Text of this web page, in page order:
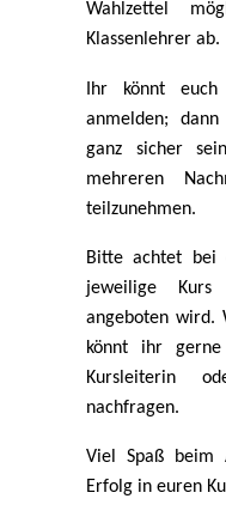
Wahlzettel
Klassenlehrer ab.
Ihr könnt
anmelden;
ganz sicher
mehreren
teilzunehmen.
Bitte achtet bei
jeweilige Kurs
angeboten wird.
könnt ihr
Kursleiterin
nachfragen.
Viel Spaß beim
Erfolg in euren